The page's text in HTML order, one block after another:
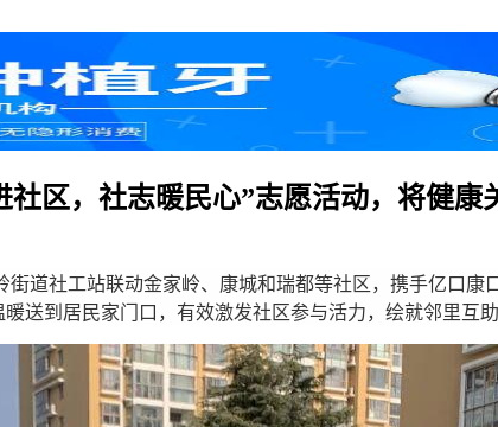
区，社志暖民心”志愿活动，将健康
道社工站联动金家岭、康城和瑞都等社区，携手亿口康
送到居民家门口，有效激发社区参与活力，绘就邻里互助